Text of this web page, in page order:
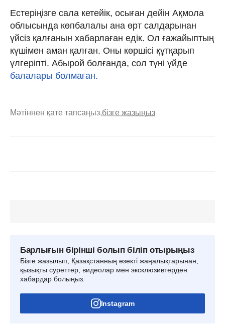
Естеріңізге сала кетейік, осыған дейін Ақмола
облысында көпбалалы ана өрт салдарынан
үйсіз қалғанын хабарлаған едік. Ол ғажайыптың
күшімен аман қалған. Оны көршісі құтқарып
үлгеріпті. Абырой болғанда, сол түні үйде
балалары болмаған.
Мәтіннен қате тапсаңыз,бізге жазыңыз
Барлығын бірінші болып біліп отырыңыз
Бізге жазылып, Қазақстанның өзекті жаңалықтарынан,
қызықты суреттер, видеолар мен эксклюзивтерден
хабардар болыңыз.
Instagram